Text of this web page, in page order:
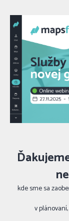
kde sme sa
v